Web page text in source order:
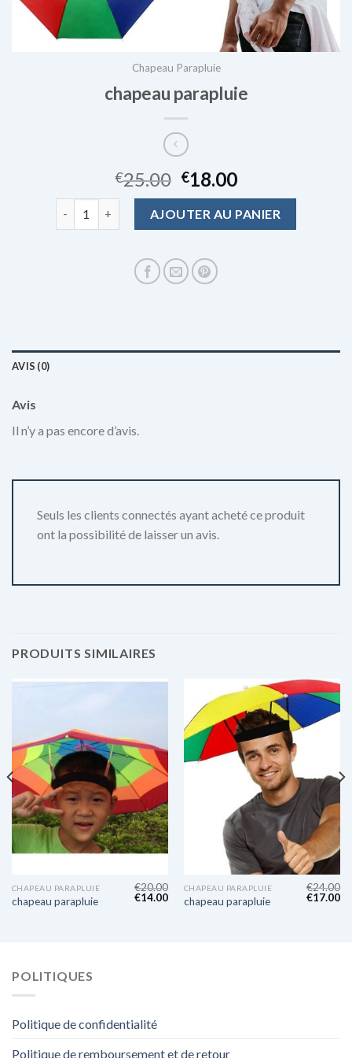
Chapeau Parapluie
chapeau parapluie
€25.00 €18.00
AJOUTER AU PANIER
AVIS (0)
Avis
Il n’y a pas encore d’avis.
Seuls les clients connectés ayant acheté ce produit
ont la possibilité de laisser un avis.
PRODUITS SIMILAIRES
CHAPEAU PARAPLUIE
chapeau parapluie
€20.00
€14.00
CHAPEAU PARAPLUIE
chapeau parapluie
€24.00
€17.00
POLITIQUES
Politique de confidentialité
Politique de remboursement et de retour